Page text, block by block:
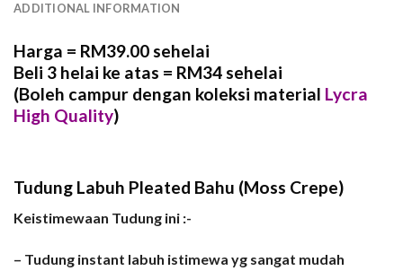
ADDITIONAL INFORMATION
Harga = RM39.00 sehelai
Beli 3 helai ke atas = RM34 sehelai
(Boleh campur dengan koleksi material Lycra
High Quality)
Tudung Labuh Pleated Bahu (Moss Crepe)
Keistimewaan Tudung ini :-
– Tudung instant labuh istimewa yg sangat mudah